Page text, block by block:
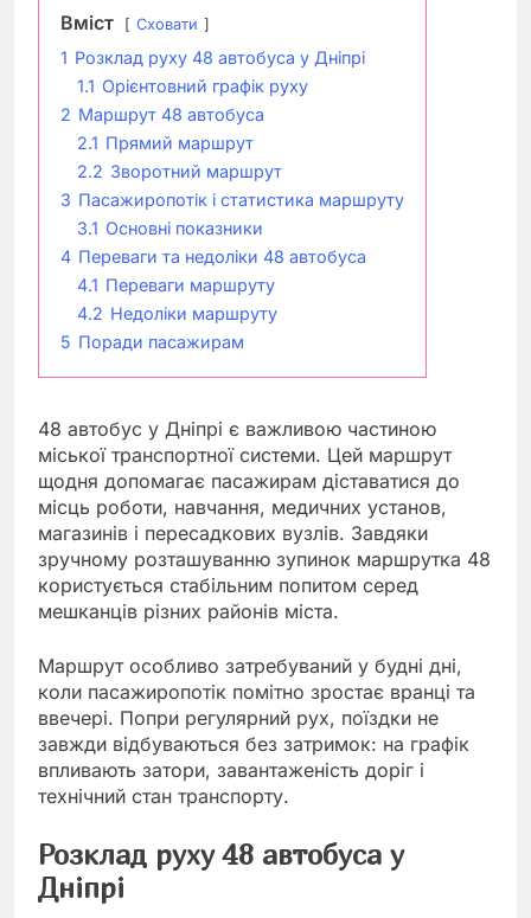
Вміст Сховати
1 Розклад руху 48 автобуса у Дніпрі
1.1 Орієнтовний графік руху
2 Маршрут 48 автобуса
2.1 Прямий маршрут
2.2 Зворотний маршрут
3 Пасажиропотік і статистика маршруту
3.1 Основні показники
4 Переваги та недоліки 48 автобуса
4.1 Переваги маршруту
4.2 Недоліки маршруту
5 Поради пасажирам
48 автобус у Дніпрі є важливою частиною
міської транспортної системи. Цей маршрут
щодня допомагає пасажирам діставатися до
місць роботи, навчання, медичних установ,
магазинів і пересадкових вузлів. Завдяки
зручному розташуванню зупинок маршрутка 48
користується стабільним попитом серед
мешканців різних районів міста.
Маршрут особливо затребуваний у будні дні,
коли пасажиропотік помітно зростає вранці та
ввечері. Попри регулярний рух, поїздки не
завжди відбуваються без затримок: на графік
впливають затори, завантаженість доріг і
технічний стан транспорту.
Розклад руху 48 автобуса у
Дніпрі